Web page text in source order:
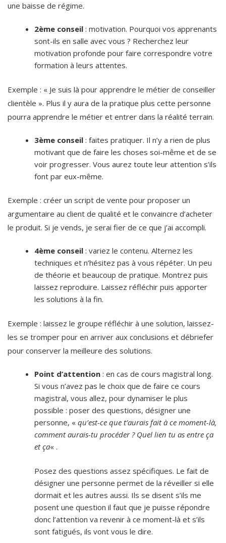
une baisse de régime.
2ème conseil : motivation. Pourquoi vos apprenants
sont-ils en salle avec vous ? Recherchez leur
motivation profonde pour faire correspondre votre
formation à leurs attentes.
Exemple : « Je suis là pour apprendre le métier de conseiller
clientèle ». Plus il y aura de la pratique plus cette personne
pourra apprendre le métier et entrer dans la réalité terrain.
3ème conseil : faites pratiquer. Il n’y a rien de plus
motivant que de faire les choses soi-même et de se
voir progresser. Vous aurez toute leur attention s’ils
font par eux-même.
Exemple : créer un script de vente pour proposer un
argumentaire au client de qualité et le convaincre d’acheter
le produit. Si je vends, je serai fier de ce que j’ai accompli.
4ème conseil : variez le contenu. Alternez les
techniques et n’hésitez pas à vous répéter. Un peu
de théorie et beaucoup de pratique. Montrez puis
laissez reproduire. Laissez réfléchir puis apporter
les solutions à la fin.
Exemple : laissez le groupe réfléchir à une solution, laissez-
les se tromper pour en arriver aux conclusions et débriefer
pour conserver la meilleure des solutions.
Point d’attention : en cas de cours magistral long.
Si vous n’avez pas le choix que de faire ce cours
magistral, vous allez, pour dynamiser le plus
possible : poser des questions, désigner une
personne, «qu’est-ce que t’aurais fait à ce moment-là,
comment aurais-tu procéder ? Quel lien tu as entre ça
et ça« .
Posez des questions assez spécifiques. Le fait de
désigner une personne permet de la réveiller si elle
dormait et les autres aussi. Ils se disent s’ils me
posent une question il faut que je puisse répondre
donc l’attention va revenir à ce moment-là et s’ils
sont fatigués, ils vont vous le dire.